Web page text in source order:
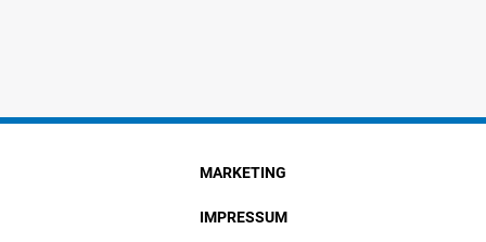
MARKETING
IMPRESSUM